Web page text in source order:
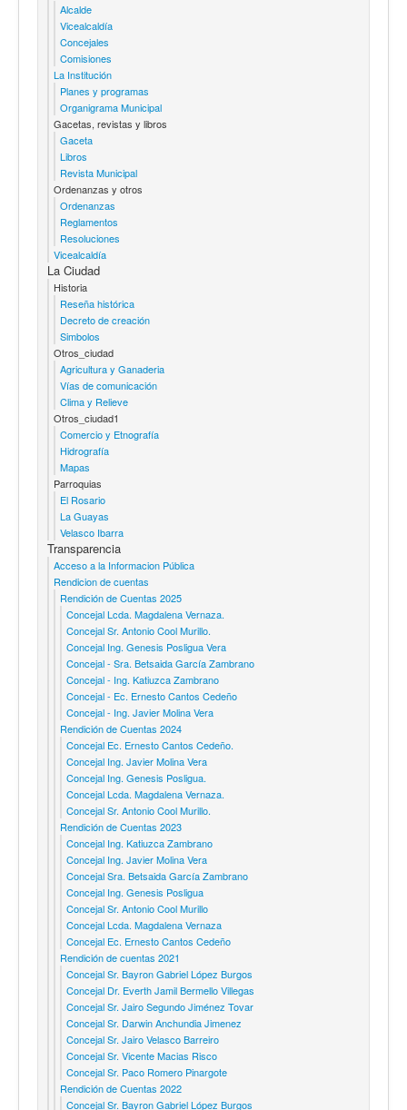
Alcalde
Vicealcaldía
Concejales
Comisiones
La Institución
Planes y programas
Organigrama Municipal
Gacetas, revistas y libros
Gaceta
Libros
Revista Municipal
Ordenanzas y otros
Ordenanzas
Reglamentos
Resoluciones
Vicealcaldía
La Ciudad
Historia
Reseña histórica
Decreto de creación
Simbolos
Otros_ciudad
Agricultura y Ganaderia
Vías de comunicación
Clima y Relieve
Otros_ciudad1
Comercio y Etnografía
Hidrografía
Mapas
Parroquias
El Rosario
La Guayas
Velasco Ibarra
Transparencia
Acceso a la Informacion Pública
Rendicion de cuentas
Rendición de Cuentas 2025
Concejal Lcda. Magdalena Vernaza.
Concejal Sr. Antonio Cool Murillo.
Concejal Ing. Genesis Posligua Vera
Concejal - Sra. Betsaida García Zambrano
Concejal - Ing. Katiuzca Zambrano
Concejal - Ec. Ernesto Cantos Cedeño
Concejal - Ing. Javier Molina Vera
Rendición de Cuentas 2024
Concejal Ec. Ernesto Cantos Cedeño.
Concejal Ing. Javier Molina Vera
Concejal Ing. Genesis Posligua.
Concejal Lcda. Magdalena Vernaza.
Concejal Sr. Antonio Cool Murillo.
Rendición de Cuentas 2023
Concejal Ing. Katiuzca Zambrano
Concejal Ing. Javier Molina Vera
Concejal Sra. Betsaida García Zambrano
Concejal Ing. Genesis Posligua
Concejal Sr. Antonio Cool Murillo
Concejal Lcda. Magdalena Vernaza
Concejal Ec. Ernesto Cantos Cedeño
Rendición de cuentas 2021
Concejal Sr. Bayron Gabriel López Burgos
Concejal Dr. Everth Jamil Bermello Villegas
Concejal Sr. Jairo Segundo Jiménez Tovar
Concejal Sr. Darwin Anchundia Jimenez
Concejal Sr. Jairo Velasco Barreiro
Concejal Sr. Vicente Macias Risco
Concejal Sr. Paco Romero Pinargote
Rendición de Cuentas 2022
Concejal Sr. Bayron Gabriel López Burgos